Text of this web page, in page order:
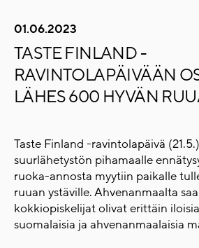
01.06.2023
TASTE FINLAND -
RAVINTOLAPÄIVÄÄN
LÄHES 600 HYVÄN
Taste Finland -ravintolapäivä
suurlähetystön pihamaalle
ruoka-annosta myytiin paikalle
ruuan ystäville. Ahvenanmaalta
kokkiopiskelijat olivat erittäin
suomalaisia ja ahvenanmaalaisia